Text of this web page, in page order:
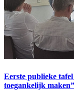
Eerste publieke
toegankelijk maken”